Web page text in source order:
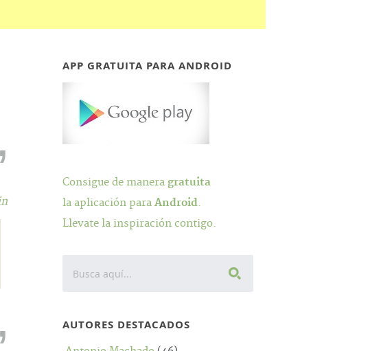
APP GRATUITA PARA ANDROID
Consigue de maneragratuita
la aplicación paraAndroid.
Llevate la inspiración contigo.
AUTORES DESTACADOS